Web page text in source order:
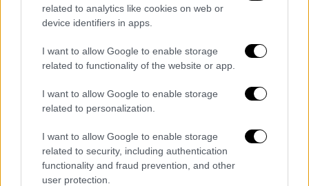
related to analytics like cookies on web or
device identifiers in apps.
I want to allow Google to enable storage
related to functionality of the website or app.
I want to allow Google to enable storage
related to personalization.
I want to allow Google to enable storage
related to security, including authentication
functionality and fraud prevention, and other
user protection.